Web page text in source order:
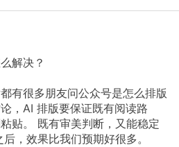
解决？
有很多朋友问公众号是怎么排版
，AI 排版要保证既有阅读路
贴。 既有审美判断，又能稳定
，效果比我们预期好很多。